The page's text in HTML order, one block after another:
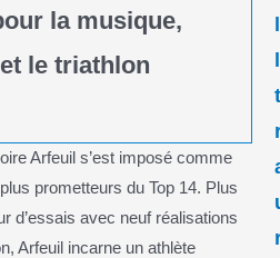
la musique,
le triathlon
Arfeuil s’est imposé comme
prometteurs du Top 14. Plus
d’essais avec neuf réalisations
Arfeuil incarne un athlète
l